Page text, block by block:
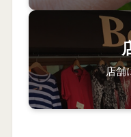
店舗